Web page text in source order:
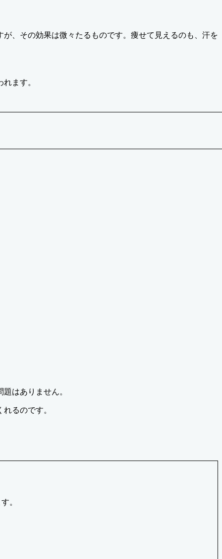
、その効果は微々たるものです。痩せて見えるのも、汗を
ます。
はありません。
るのです。
。